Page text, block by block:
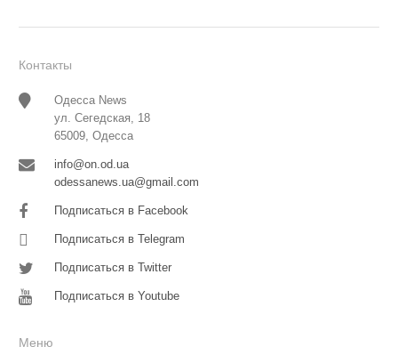
Контакты
Одесса News
ул. Сегедская, 18
65009, Одесса
info@on.od.ua
odessanews.ua@gmail.com
Подписаться в Facebook
Подписаться в Telegram
Подписаться в Twitter
Подписаться в Youtube
Меню